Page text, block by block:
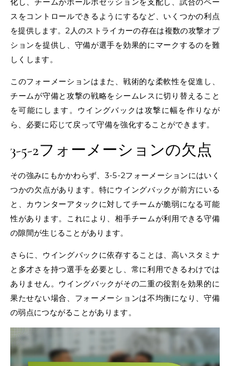
スをコントロールできるようにするなど、いくつかの利点
を提供します。2人のストライカーの存在は複数の攻撃オプ
ションを提供し、守備が選手を効果的にマークするのを難
しくします。
このフォーメーションはまた、戦術的な柔軟性を促進し、
チームが守備と攻撃の戦略をシームレスに切り替えること
を可能にします。ウイングバックは攻撃に幅を作りなが
ら、必要に応じて戻って守備を強化することができます。
3-5-2フォーメーションの欠点
その強みにもかかわらず、3-5-2フォーメーションにはいく
つかの欠点があります。特にウイングバックが前方にいる
と、カウンターアタックに対してチームが脆弱になる可能
性があります。これにより、相手チームが利用できる守備
の隙間が生じることがあります。
さらに、ウイングバックに依存することは、高いスタミナ
と多才さを持つ選手を必要とし、常に利用できるわけでは
ありません。ウイングバックがその二重の役割を効果的に
果たせない場合、フォーメーションは不均衡になり、守備
の弱点につながることがあります。